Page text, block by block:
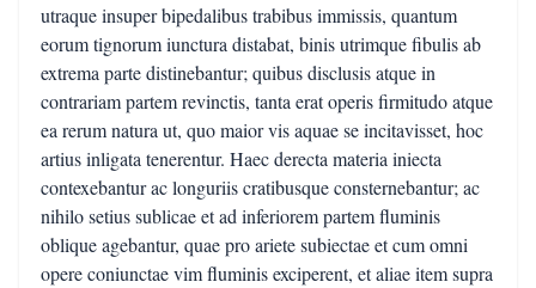
utraque insuper bipedalibus trabibus immissis, quantum
eorum tignorum iunctura distabat, binis utrimque fibulis ab
extrema parte distinebantur; quibus disclusis atque in
contrariam partem revinctis, tanta erat operis firmitudo atque
ea rerum natura ut, quo maior vis aquae se incitavisset, hoc
artius inligata tenerentur. Haec derecta materia iniecta
contexebantur ac longuriis cratibusque consternebantur; ac
nihilo setius sublicae et ad inferiorem partem fluminis
oblique agebantur, quae pro ariete subiectae et cum omni
opere coniunctae vim fluminis exciperent, et aliae item supra